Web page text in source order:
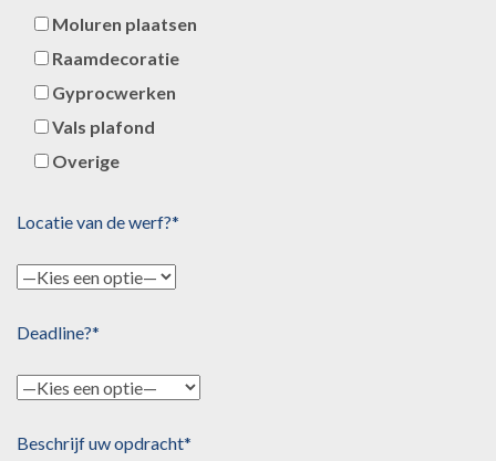
Moluren plaatsen
Raamdecoratie
Gyprocwerken
Vals plafond
Overige
Locatie van de werf?*
Deadline?*
Beschrijf uw opdracht*